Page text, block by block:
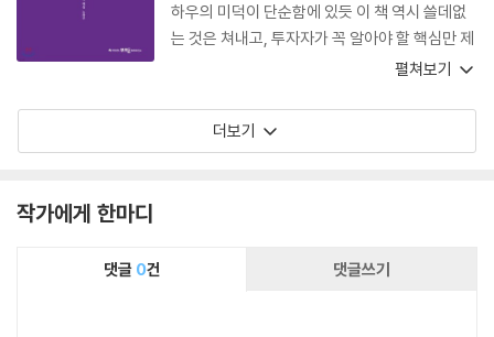
하우의 미덕이 단순함에 있듯 이 책 역시 쓸데없
는 것은 쳐내고, 투자자가 꼭 알아야 할 핵심만 제
펼쳐보기
더보기
작가에게 한마디
댓글 0건 댓글쓰기